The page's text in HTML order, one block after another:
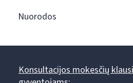
Nuorodos
Konsultacijos mokesčių